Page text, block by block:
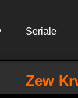
Seriale
Zew